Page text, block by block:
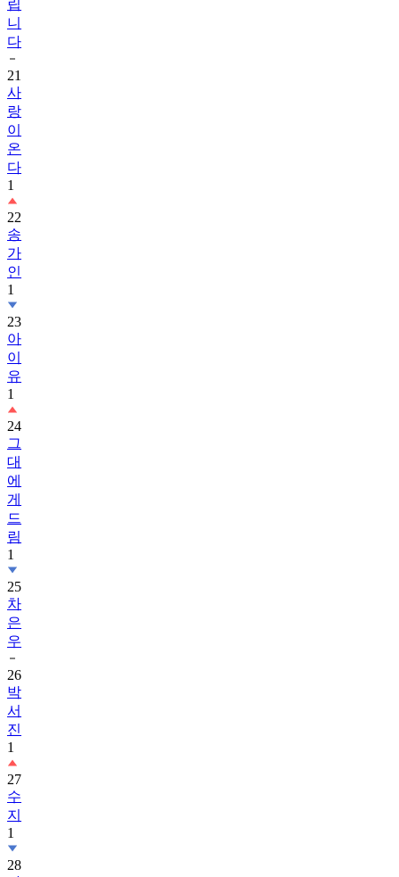
다
21
사
랑
이
온
다
1
22
송
가
인
1
23
아
이
유
1
24
그
대
에
게
드
림
1
25
차
은
우
26
박
서
진
1
27
수
지
1
28
가
족